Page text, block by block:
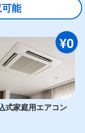
能
¥0
式家庭用エアコン